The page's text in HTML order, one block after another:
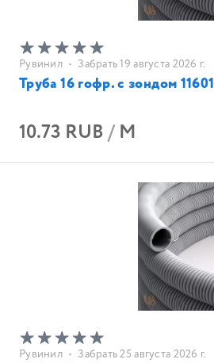
Рувинил • Забрать 19 августа 2026 г.
Труба 16 гофр. с зондом 11601
10.73 RUB/ М
Рувинил • Забрать 25 августа 2026 г.